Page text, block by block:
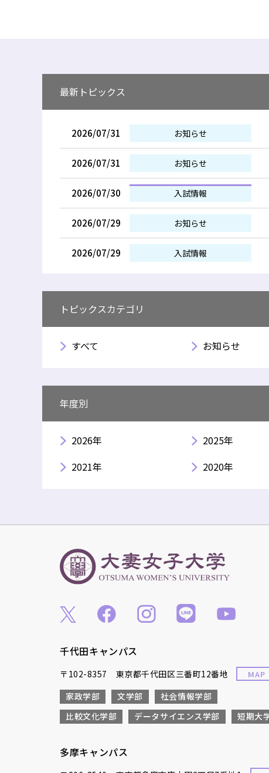
最新トピックス
2026/07/31 お知らせ
2026/07/31 お知らせ
2026/07/30 入試情報
2026/07/29 お知らせ
2026/07/29 入試情報
トピックスカテゴリ
すべて お知らせ
年度別
2026年 2025年
2021年
2020年
千代田キャンパス
〒102-8357 東京都千代田区三番町12番地 MAP
家政学部 文学部
社会情報学部
比較文化学部
データサイエンス学部 短期大
多摩キャンパス